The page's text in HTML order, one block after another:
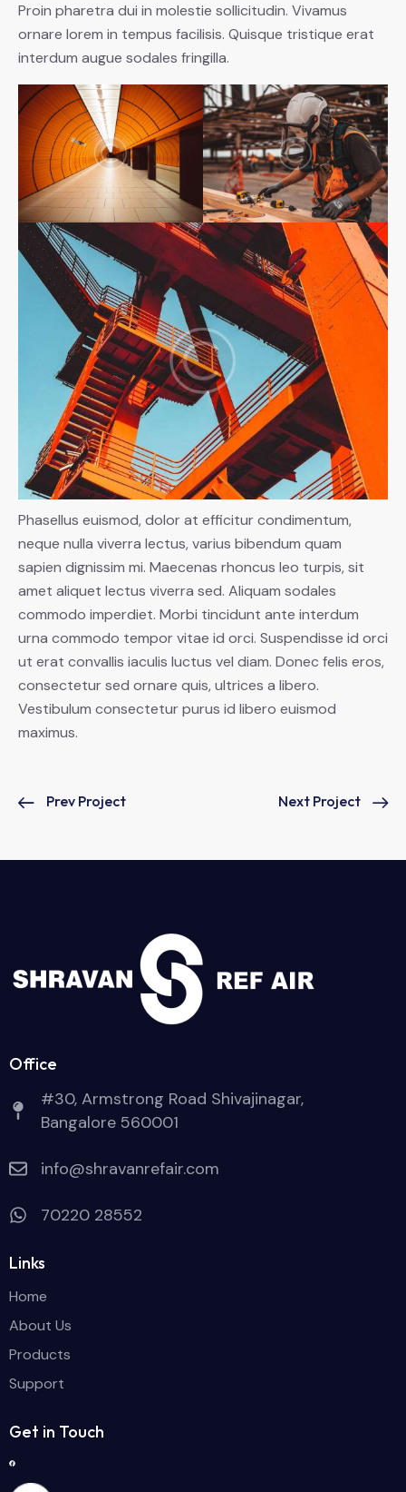
Proin pharetra dui in molestie sollicitudin. Vivamus
ornare lorem in tempus facilisis. Quisque tristique erat
interdum augue sodales fringilla.
Phasellus euismod, dolor at efficitur condimentum,
neque nulla viverra lectus, varius bibendum quam
sapien dignissim mi. Maecenas rhoncus leo turpis, sit
amet aliquet lectus viverra sed. Aliquam sodales
commodo imperdiet. Morbi tincidunt ante interdum
urna commodo tempor vitae id orci. Suspendisse id orci
ut erat convallis iaculis luctus vel diam. Donec felis eros,
consectetur sed ornare quis, ultrices a libero.
Vestibulum consectetur purus id libero euismod
maximus.
Prev Project Next Project
Office
#30, Armstrong Road Shivajinagar,
Bangalore 560001
info@shravanrefair.com
70220 28552
Links
Home
About Us
Products
Support
Get in Touch